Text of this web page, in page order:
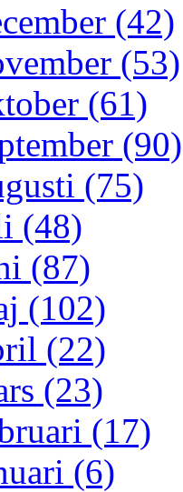
(42)
(53)
(61)
(90)
(75)
(48)
(87)
(102)
(22)
(23)
(17)
(6)